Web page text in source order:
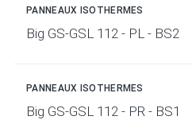
PANNEAUX ISOTHERMES
Big GS-GSL 112 - PL - BS2
PANNEAUX ISOTHERMES
Big GS-GSL 112 - PR - BS1